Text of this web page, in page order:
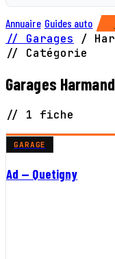
Annuaire Guides auto
// Garages /
// Catégorie
Garages
// 1 fiche
GARAGE
Ad — Quetigny